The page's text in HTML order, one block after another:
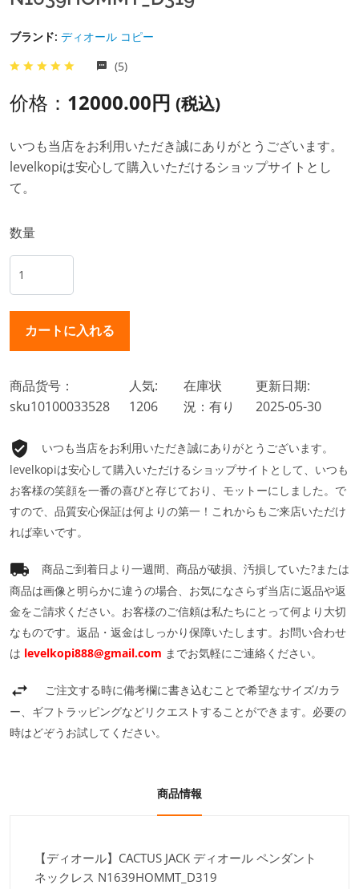
ブランド: ディオール コピー
(5)
价格： 12000.00円 (税込)
いつも当店をお利用いただき誠にありがとうございます。
levelkopiは安心して購入いただけるショップサイトとし
て。
数量
商品货号：
sku10100033528
人気:
1206
在庫状
況：有り
更新日期:
2025-05-30
いつも当店をお利用いただき誠にありがとうございます。
levelkopiは安心して購入いただけるショップサイトとして、いつも
お客様の笑顔を一番の喜びと存じており、モットーにしました。で
すので、品質安心保証は何よりの第一！これからもご来店いただけ
れば幸いです。
商品ご到着日より一週間、商品が破損、汚損していた?または
商品は画像と明らかに違うの場合、お気になさらず当店に返品や返
金をご請求ください。お客様のご信頼は私たちにとって何より大切
なものです。返品・返金はしっかり保障いたします。お問い合わせ
は levelkopi888@gmail.com までお気軽にご連絡ください。
ご注文する時に備考欄に書き込むことで希望なサイズ/カラ
ー、ギフトラッピングなどリクエストすることができます。必要の
時はどぞうお試してください。
商品情報
【ディオール】CACTUS JACK ディオール ペンダント
ネックレス N1639HOMMT_D319